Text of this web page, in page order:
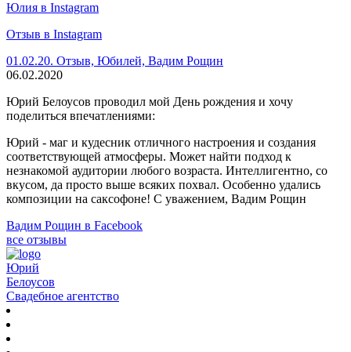
Юлия в Instagram
Отзыв в Instagram
01.02.20. Отзыв, Юбилей, Вадим Рощин
06.02.2020
Юрий Белоусов проводил мой День рождения и хочу
поделиться впечатлениями:
Юрий - маг и кудесник отличного настроения и создания
соответствующей атмосферы. Может найти подход к
незнакомой аудитории любого возраста. Интеллигентно, со
вкусом, да просто выше всяких похвал. Особенно удались
композиции на саксофоне! С уважением, Вадим Рощин
Вадим Рощин в Facebook
все отзывы
Юрий
Белоусов
Свадебное агентство